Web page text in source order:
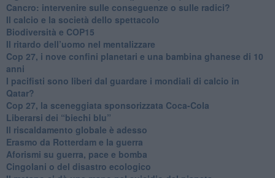
Cancro: intervenire sulle conseguenze o sulle radici?
​Il calcio e la società dello spettacolo
Biodiversità e COP15
​Il ritardo dell’uomo nel mentalizzare
​Cop 27, i nove confini planetari e una bambina ghanese di 10
anni
​I pacifisti sono liberi dal guardare i mondiali di calcio in
Qatar?
​Cop 27, la sceneggiata sponsorizzata Coca-Cola
​Liberarsi dei “biechi blu”
Il riscaldamento globale è adesso
​Erasmo da Rotterdam e la guerra
​Aforismi su guerra, pace e bomba
Cingolani o del disastro ecologico